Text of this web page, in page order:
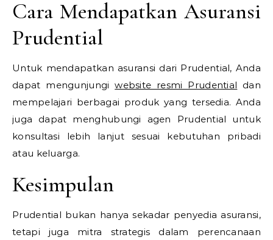
Cara Mendapatkan Asuransi
Prudential
Untuk mendapatkan asuransi dari Prudential, Anda
dapat mengunjungiwebsite resmi Prudential dan
mempelajari berbagai produk yang tersedia. Anda
juga dapat menghubungi agen Prudential untuk
konsultasi lebih lanjut sesuai kebutuhan pribadi
atau keluarga.
Kesimpulan
Prudential bukan hanya sekadar penyedia asuransi,
tetapi juga mitra strategis dalam perencanaan